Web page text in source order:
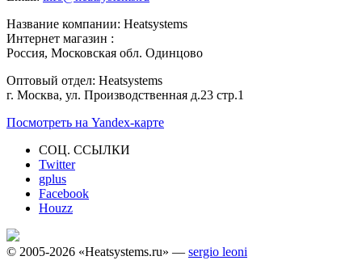
Название компании: Heatsystems
Интернет магазин :
Россия, Московская обл. Одинцово
Оптовый отдел: Heatsystems
г. Москва, ул. Производственная д.23 стр.1
Посмотреть на Yandex-карте
СОЦ. ССЫЛКИ
Twitter
gplus
Facebook
Houzz
© 2005-2026 «Heatsystems.ru» — sergio leoni